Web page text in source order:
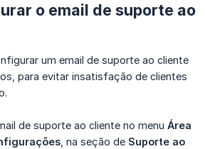
o email de suporte ao
um email de suporte ao cliente
para evitar insatisfação de clientes
de suporte ao cliente no menu Área
, na seção de Suporte ao